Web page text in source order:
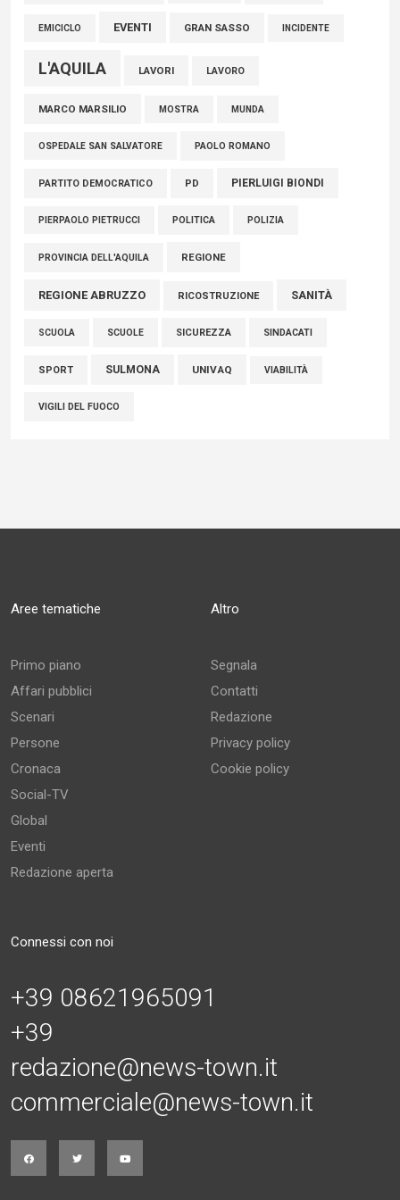
EMICICLO EVENTI GRAN SASSO INCIDENTE
L'AQUILA LAVORI LAVORO
MARCO MARSILIO MOSTRA MUNDA
OSPEDALE SAN SALVATORE PAOLO ROMANO
PARTITO DEMOCRATICO PD PIERLUIGI BIONDI
PIERPAOLO PIETRUCCI POLITICA POLIZIA
PROVINCIA DELL'AQUILA REGIONE
REGIONE ABRUZZO RICOSTRUZIONE SANITÀ
SCUOLA SCUOLE SICUREZZA SINDACATI
SPORT SULMONA UNIVAQ VIABILITÀ
VIGILI DEL FUOCO
Aree tematiche
Primo piano
Affari pubblici
Scenari
Persone
Cronaca
Social-TV
Global
Eventi
Redazione aperta
Altro
Segnala
Contatti
Redazione
Privacy policy
Cookie policy
Connessi con noi
+39 08621965091
+39
redazione@news-town.it
commerciale@news-town.it